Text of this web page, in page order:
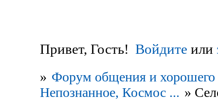
Привет, Гость! Войдите или
» Форум общения и хорошего
Непознанное, Космос ... »